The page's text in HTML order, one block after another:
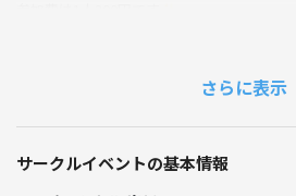
さらに表示
サークルイベントの基本情報